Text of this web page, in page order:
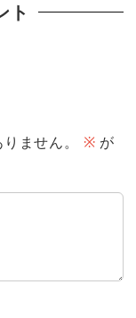
ト
ません。 ※ が